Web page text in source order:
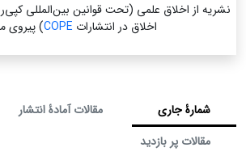
نشریه از اخلاق علمی (تحت قوانین بین‌المللی
اخلاق در انتشارات COPE) پیروی
شمارۀ جاری
مقالات آمادۀ انتشار
مقالات پر بازدید